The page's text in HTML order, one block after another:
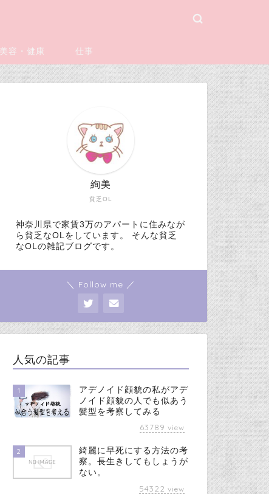
美容・健康 仕事
貧乏OL
絢美
神奈川県で家賃3万のアパートに住みなが
ら貧乏なOLをしています。 そんな貧乏
なOLの雑記ブログです。
＼ Follow me ／
人気の記事
1
アデノイド顔貌の私がアデ
ノイド顔貌の人でも似あう
髪型を考察してみる
63789 view
2
綺麗に早死にする方法の考
察。長生きしてもしょうが
ない。
54322 view